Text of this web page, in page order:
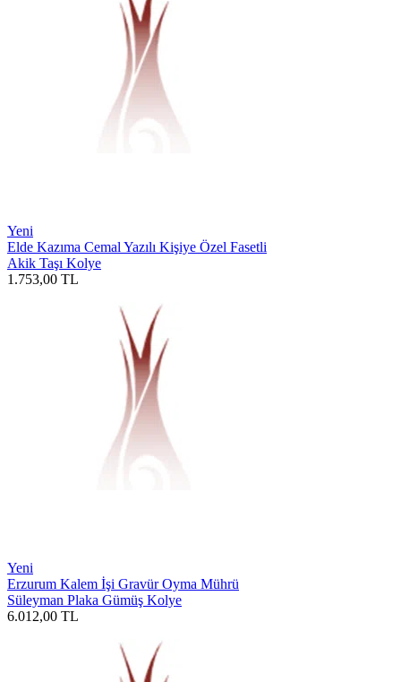
Yeni
Elde Kazıma Cemal Yazılı Kişiye Özel Fasetli
Akik Taşı Kolye
1.753,00 TL
Yeni
Erzurum Kalem İşi Gravür Oyma Mührü
Süleyman Plaka Gümüş Kolye
6.012,00 TL